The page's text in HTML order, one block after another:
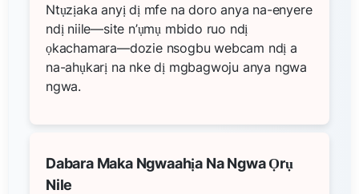
Ntụzịaka anyị dị mfe na doro anya na-enyere
ndị niile—site n’ụmụ mbido ruo ndị
ọkachamara—dozie nsogbu webcam ndị a
na-ahụkarị na nke dị mgbagwoju anya ngwa
ngwa.
Dabara Maka Ngwaahịa Na Ngwa Ọrụ
Nile